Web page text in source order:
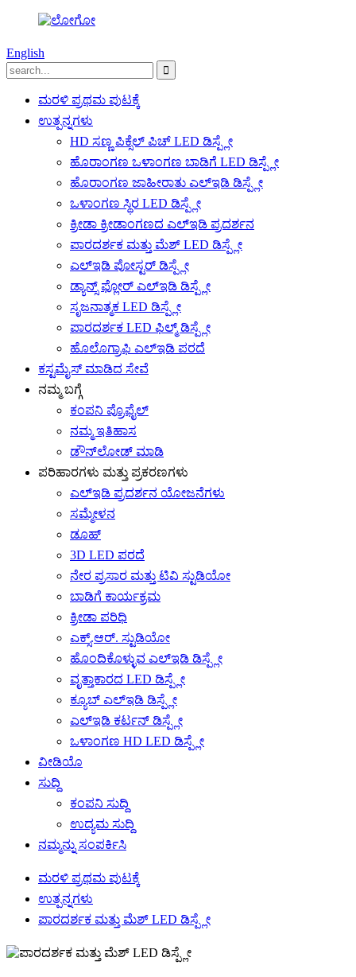
English
ಮರಳಿ ಪ್ರಥಮ ಪುಟಕ್ಕೆ
ಉತ್ಪನ್ನಗಳು
HD ಸಣ್ಣ ಪಿಕ್ಸೆಲ್ ಪಿಚ್ LED ಡಿಸ್ಪ್ಲೇ
ಹೊರಾಂಗಣ ಒಳಾಂಗಣ ಬಾಡಿಗೆ LED ಡಿಸ್ಪ್ಲೇ
ಹೊರಾಂಗಣ ಜಾಹೀರಾತು ಎಲ್ಇಡಿ ಡಿಸ್ಪ್ಲೇ
ಒಳಾಂಗಣ ಸ್ಥಿರ LED ಡಿಸ್ಪ್ಲೇ
ಕ್ರೀಡಾ ಕ್ರೀಡಾಂಗಣದ ಎಲ್ಇಡಿ ಪ್ರದರ್ಶನ
ಪಾರದರ್ಶಕ ಮತ್ತು ಮೆಶ್ LED ಡಿಸ್ಪ್ಲೇ
ಎಲ್ಇಡಿ ಪೋಸ್ಟರ್ ಡಿಸ್ಪ್ಲೇ
ಡ್ಯಾನ್ಸ್ ಫ್ಲೋರ್ ಎಲ್ಇಡಿ ಡಿಸ್ಪ್ಲೇ
ಸೃಜನಾತ್ಮಕ LED ಡಿಸ್ಪ್ಲೇ
ಪಾರದರ್ಶಕ LED ಫಿಲ್ಮ್ ಡಿಸ್ಪ್ಲೇ
ಹೊಲೊಗ್ರಾಫಿ ಎಲ್ಇಡಿ ಪರದೆ
ಕಸ್ಟಮೈಸ್ ಮಾಡಿದ ಸೇವೆ
ನಮ್ಮ ಬಗ್ಗೆ
ಕಂಪನಿ ಪ್ರೊಫೈಲ್
ನಮ್ಮ ಇತಿಹಾಸ
ಡೌನ್‌ಲೋಡ್ ಮಾಡಿ
ಪರಿಹಾರಗಳು ಮತ್ತು ಪ್ರಕರಣಗಳು
ಎಲ್ಇಡಿ ಪ್ರದರ್ಶನ ಯೋಜನೆಗಳು
ಸಮ್ಮೇಳನ
ಡೂಹ್
3D LED ಪರದೆ
ನೇರ ಪ್ರಸಾರ ಮತ್ತು ಟಿವಿ ಸ್ಟುಡಿಯೋ
ಬಾಡಿಗೆ ಕಾರ್ಯಕ್ರಮ
ಕ್ರೀಡಾ ಪರಿಧಿ
ಎಕ್ಸ್.ಆರ್. ಸ್ಟುಡಿಯೋ
ಹೊಂದಿಕೊಳ್ಳುವ ಎಲ್ಇಡಿ ಡಿಸ್ಪ್ಲೇ
ವೃತ್ತಾಕಾರದ LED ಡಿಸ್ಪ್ಲೇ
ಕ್ಯೂಬ್ ಎಲ್ಇಡಿ ಡಿಸ್ಪ್ಲೇ
ಎಲ್ಇಡಿ ಕರ್ಟನ್ ಡಿಸ್ಪ್ಲೇ
ಒಳಾಂಗಣ HD LED ಡಿಸ್ಪ್ಲೇ
ವೀಡಿಯೊ
ಸುದ್ದಿ
ಕಂಪನಿ ಸುದ್ದಿ
ಉದ್ಯಮ ಸುದ್ದಿ
ನಮ್ಮನ್ನು ಸಂಪರ್ಕಿಸಿ
ಮರಳಿ ಪ್ರಥಮ ಪುಟಕ್ಕೆ
ಉತ್ಪನ್ನಗಳು
ಪಾರದರ್ಶಕ ಮತ್ತು ಮೆಶ್ LED ಡಿಸ್ಪ್ಲೇ